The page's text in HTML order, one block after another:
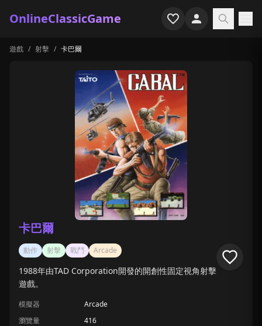
OnlineClassicGame
首頁
遊戲專題
最近玩過
遊戲 / 射擊 / 卡巴爾
卡巴爾
動作 射擊 戰鬥 Arcade
1988年由TAD Corporation開發的開創性固定視角射擊
遊戲。
模擬器
Arcade
瀏覽量
416